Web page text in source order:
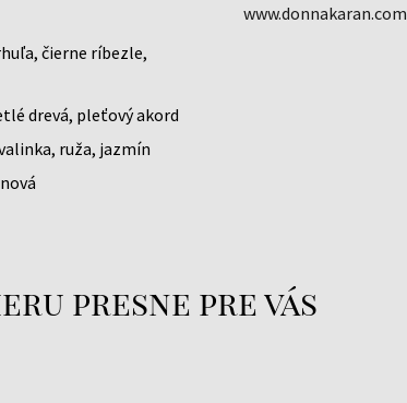
čierne ríbezle,
drevá, pleťový akord
ruža, jazmín
www.donnakaran.com
presne pre vás